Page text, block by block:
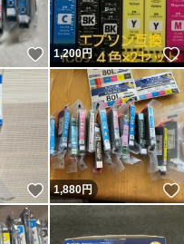
いいね！
1,200円
いいね！
1,880円